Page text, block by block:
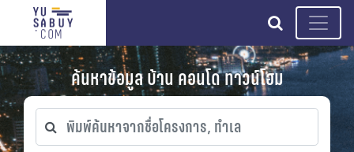
search
ค้นหาข้อมูล บ้าน คอนโด ทาวน์โฮม
พิมพ์ค้นหาจากชื่อโครงการ, ทำเล